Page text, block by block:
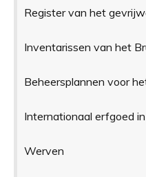
Register van het
Inventarissen van het
Beheersplannen voor
Internationaal erfgoed
Werven